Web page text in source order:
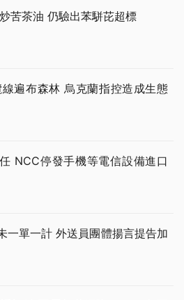
苦茶油 仍驗出苯駢芘超標
遍布森林 烏克蘭指控造成生態
NCC停發手機等電信設備進口
一單一計 外送員團體揚言提告加